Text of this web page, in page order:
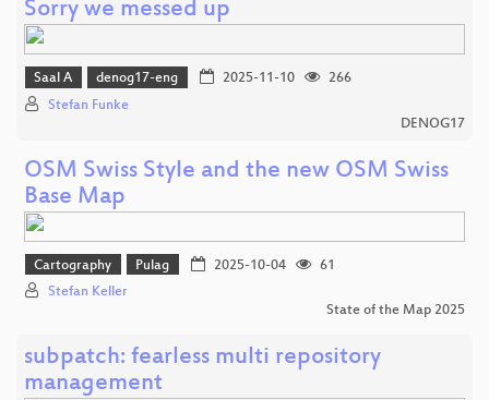
Sorry we messed up
Saal A denog17-eng 2025-11-10
266
Stefan Funke
DENOG17
OSM Swiss Style and the new OSM Swiss
Base Map
Cartography Pulag 2025-10-04
61
Stefan Keller
State of the Map 2025
subpatch: fearless multi repository
management